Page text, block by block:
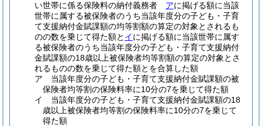
い世帯に係る保険料の納付義務者 アに掲げる額に当該
世帯に属する被保険者のうち当該年度分の子ども・子育
て支援納付金賦課額の均等割額の算定の対象とされるも
のの数を乗じて得た額と イに掲げる額に当該世帯に属す
る被保険者のうち当該年度分の子ども・子育て支援納付
金賦課額の18歳以上被保険者均等割額の算定の対象とさ
れるものの数を乗じて得た額とを合算した額
ア
当該年度分の子ども・子育て支援納付金賦課額の被
保険者均等割の保険料率に10分の7を乗じて得た額
イ
当該年度分の子ども・子育て支援納付金賦課額の18
歳以上被保険者均等割の保険料率に10分の7を乗じて
得た額